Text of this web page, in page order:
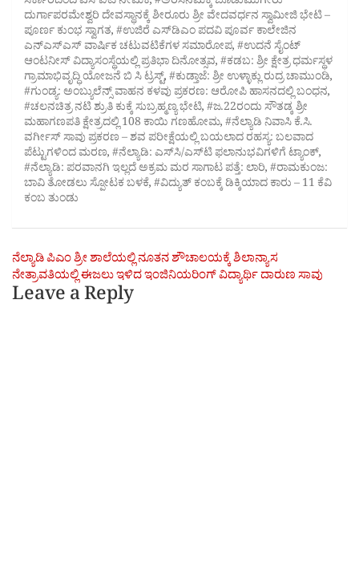
ದುರ್ಗಾಪರಮೇಶ್ವರಿ ದೇವಸ್ಥಾನಕ್ಕೆ ಶೀರೂರು ಶ್ರೀ ವೇದವರ್ಧನ ಸ್ವಾಮೀಜಿ ಭೇಟಿ –
ಪೂರ್ಣ ಕುಂಭ ಸ್ವಾಗತ,#ಉಜಿರೆ ಎಸ್‌ಡಿಎಂ ಪದವಿ ಪೂರ್ವ ಕಾಲೇಜಿನ
ಎನ್‌ಎಸ್‌ಎಸ್ ವಾರ್ಷಿಕ ಚಟುವಟಿಕೆಗಳ ಸಮಾರೋಪ,#ಉದನೆ ಸೈಂಟ್
ಆಂಟನೀಸ್‌ ವಿದ್ಯಾಸಂಸ್ಥೆಯಲ್ಲಿ ಪ್ರತಿಭಾ ದಿನೋತ್ಸವ,#ಕಡಬ: ಶ್ರೀ ಕ್ಷೇತ್ರ ಧರ್ಮಸ್ಥಳ
ಗ್ರಾಮಾಭಿವೃದ್ಧಿ ಯೋಜನೆ ಬಿ ಸಿ ಟ್ರಸ್ಟ್‌,#ಕುಡ್ತಾಜೆ: ಶ್ರೀ ಉಳ್ಳಾಕ್ಲು ರುದ್ರ ಚಾಮುಂಡಿ,
#ಗುಂಡ್ಯ: ಅಂಬ್ಯುಲೆನ್ಸ್ ವಾಹನ ಕಳವು ಪ್ರಕರಣ: ಆರೋಪಿ ಹಾಸನದಲ್ಲಿ ಬಂಧನ,
#ಚಲನಚಿತ್ರ ನಟಿ ಶ್ರುತಿ ಕುಕ್ಕೆ ಸುಬ್ರಹ್ಮಣ್ಯ ಭೇಟಿ,#ಜ.22ರಂದು ಸೌತಡ್ಕ ಶ್ರೀ
ಮಹಾಗಣಪತಿ ಕ್ಷೇತ್ರದಲ್ಲಿ 108 ಕಾಯಿ ಗಣಹೋಮ,#ನೆಲ್ಯಾಡಿ ನಿವಾಸಿ ಕೆ.ಸಿ.
ವರ್ಗೀಸ್ ಸಾವು ಪ್ರಕರಣ – ಶವ ಪರೀಕ್ಷೆಯಲ್ಲಿ ಬಯಲಾದ ರಹಸ್ಯ: ಬಲವಾದ
ಪೆಟ್ಟುಗಳಿಂದ ಮರಣ,#ನೆಲ್ಯಾಡಿ: ಎಸ್‌ಸಿ/ಎಸ್‌ಟಿ ಫಲಾನುಭವಿಗಳಿಗೆ ಟ್ಯಾಂಕ್,
#ನೆಲ್ಯಾಡಿ: ಪರವಾನಗಿ ಇಲ್ಲದೆ ಅಕ್ರಮ ಮರ ಸಾಗಾಟ ಪತ್ತೆ: ಲಾರಿ,#ರಾಮಕುಂಜ:
ಬಾವಿ ತೋಡಲು ಸ್ಪೋಟಕ ಬಳಕೆ,#ವಿದ್ಯುತ್ ಕಂಬಕ್ಕೆ ಡಿಕ್ಕಿಯಾದ ಕಾರು – 11 ಕೆವಿ
ಕಂಬ ತುಂಡು
Post
navigation
ನೆಲ್ಯಾಡಿ ಪಿಎಂ ಶ್ರೀ ಶಾಲೆಯಲ್ಲಿ ನೂತನ ಶೌಚಾಲಯಕ್ಕೆ ಶಿಲಾನ್ಯಾಸ
ನೇತ್ರಾವತಿಯಲ್ಲಿ ಈಜಲು ಇಳಿದ ಇಂಜಿನಿಯರಿಂಗ್ ವಿದ್ಯಾರ್ಥಿ ದಾರುಣ ಸಾವು
Leave a Reply